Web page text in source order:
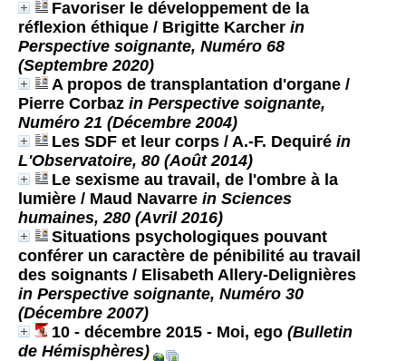
Favoriser le développement de la
réflexion éthique / Brigitte Karcher in
Perspective soignante, Numéro 68
(Septembre 2020)
A propos de transplantation d'organe /
Pierre Corbaz in Perspective soignante,
Numéro 21 (Décembre 2004)
Les SDF et leur corps / A.-F. Dequiré in
L'Observatoire, 80 (Août 2014)
Le sexisme au travail, de l'ombre à la
lumière / Maud Navarre in Sciences
humaines, 280 (Avril 2016)
Situations psychologiques pouvant
conférer un caractère de pénibilité au travail
des soignants / Elisabeth Allery-Delignières
in Perspective soignante, Numéro 30
(Décembre 2007)
10 - décembre 2015 - Moi, ego (Bulletin
de Hémisphères)